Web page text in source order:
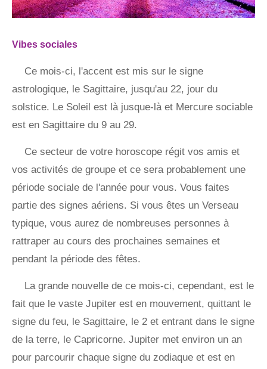
Vibes sociales
Ce mois-ci, l'accent est mis sur le signe
astrologique, le Sagittaire, jusqu'au 22, jour du
solstice. Le Soleil est là jusque-là et Mercure sociable
est en Sagittaire du 9 au 29.
Ce secteur de votre horoscope régit vos amis et
vos activités de groupe et ce sera probablement une
période sociale de l'année pour vous. Vous faites
partie des signes aériens. Si vous êtes un Verseau
typique, vous aurez de nombreuses personnes à
rattraper au cours des prochaines semaines et
pendant la période des fêtes.
La grande nouvelle de ce mois-ci, cependant, est le
fait que le vaste Jupiter est en mouvement, quittant le
signe du feu, le Sagittaire, le 2 et entrant dans le signe
de la terre, le Capricorne. Jupiter met environ un an
pour parcourir chaque signe du zodiaque et est en